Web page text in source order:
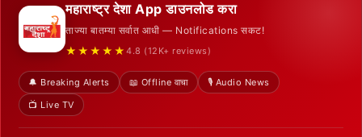
महाराष्ट्र देशा App डाउनलोड करा
ताज्या बातम्या सर्वात आधी — Notifications सकट!
★★★★★ 4.8 (12K+ reviews)
🔔 Breaking Alerts 📖 Offline वाचा
🎙️ Audio News
📺 Live TV